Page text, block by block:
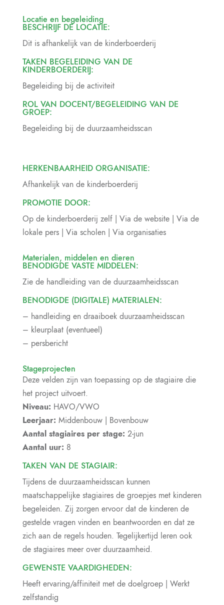
Locatie en begeleiding
BESCHRIJF DE LOCATIE:
Dit is afhankelijk van de kinderboerderij
TAKEN BEGELEIDING VAN DE
KINDERBOERDERIJ:
Begeleiding bij de activiteit
ROL VAN DOCENT/BEGELEIDING VAN DE
GROEP:
Begeleiding bij de duurzaamheidsscan
HERKENBAARHEID ORGANISATIE:
Afhankelijk van de kinderboerderij
PROMOTIE DOOR:
Op de kinderboerderij zelf | Via de website | Via de
lokale pers | Via scholen | Via organisaties
Materialen, middelen en dieren
BENODIGDE VASTE MIDDELEN:
Zie de handleiding van de duurzaamheidsscan
BENODIGDE (DIGITALE) MATERIALEN:
– handleiding en draaiboek duurzaamheidsscan
– kleurplaat (eventueel)
– persbericht
Stageprojecten
Deze velden zijn van toepassing op de stagiaire die
het project uitvoert.
Niveau: HAVO/VWO
Leerjaar: Middenbouw | Bovenbouw
Aantal stagiaires per stage: 2-jun
Aantal uur: 8
TAKEN VAN DE STAGIAIR:
Tijdens de duurzaamheidsscan kunnen
maatschappelijke stagiaires de groepjes met kinderen
begeleiden. Zij zorgen ervoor dat de kinderen de
gestelde vragen vinden en beantwoorden en dat ze
zich aan de regels houden. Tegelijkertijd leren ook
de stagiaires meer over duurzaamheid.
GEWENSTE VAARDIGHEDEN:
Heeft ervaring/affiniteit met de doelgroep | Werkt
zelfstandig